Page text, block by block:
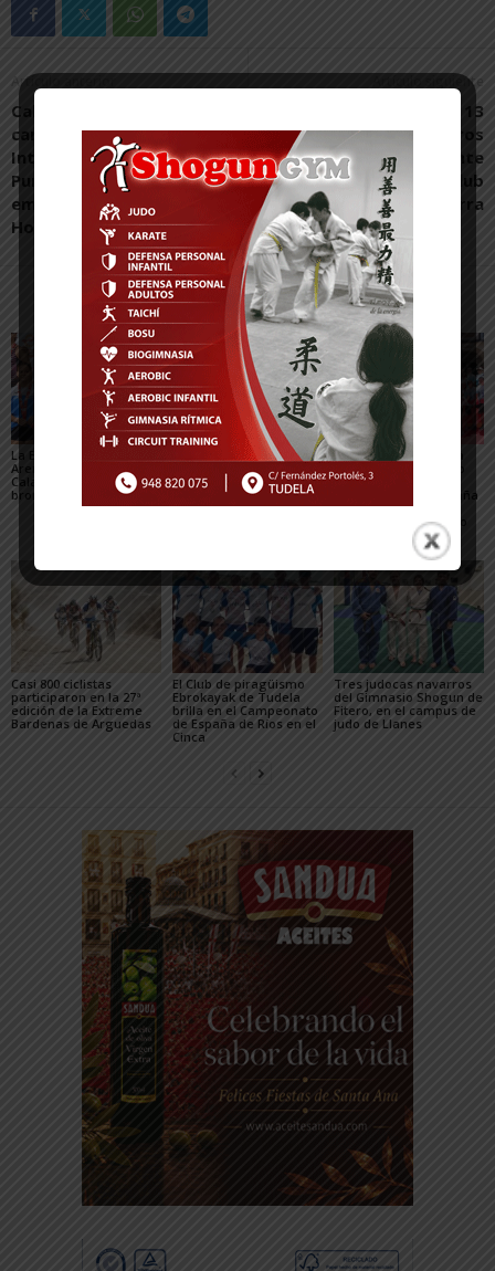
Artículo anterior
Cabanillas se proclama
campeón del XXXVI Torneo
Interescuelas de Cesta
Punta tras una
emocionante final ante
Hondarribia
Artículo siguiente
Tres nuevos grados y 13
cinturones negros
culminan una brillante
temporada del Judo Club
Ribera Navarra
Artículos relacionados Más del autor
La Escuela del Triatlón
Arenas regresa de
Calahorra con dos
bronces nacionales
César Monasterio será
el entrenador del C.D.
Tudelano: «Queremos
un equipo que ilusione y
vaya a por los partidos»
El SDR Arenas supera
con éxito el gran reto
organizativo del
Campeonato de España
de Triatlón de Edad
Escolar y del XXV Reto
Casi 800 ciclistas
participaron en la 27ª
edición de la Extreme
Bardenas de Arguedas
El Club de piragüismo
Ebrokayak de Tudela
brilla en el Campeonato
de España de Ríos en el
Cinca
Tres judocas navarros
del Gimnasio Shogun de
Fitero, en el campus de
judo de Llanes